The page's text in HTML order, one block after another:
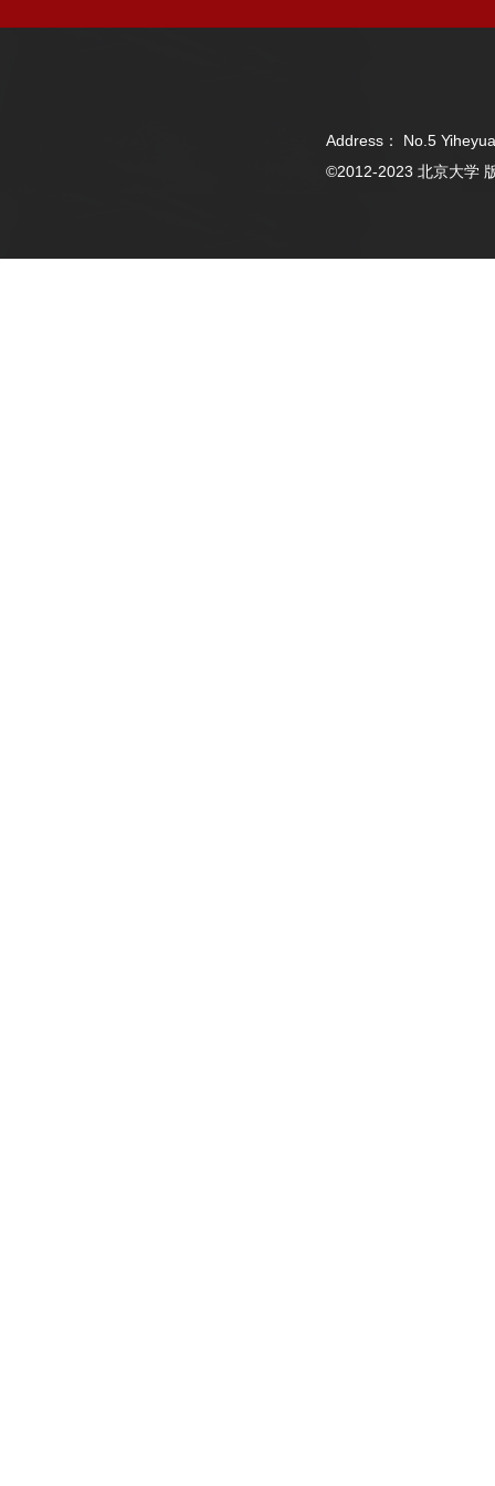
Address： No.5
©2012-2023 北京大学